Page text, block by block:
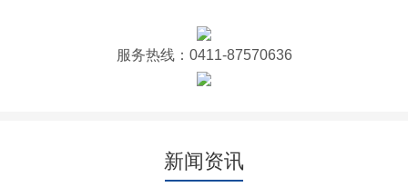
服务热线：0411-87570636
新闻资讯